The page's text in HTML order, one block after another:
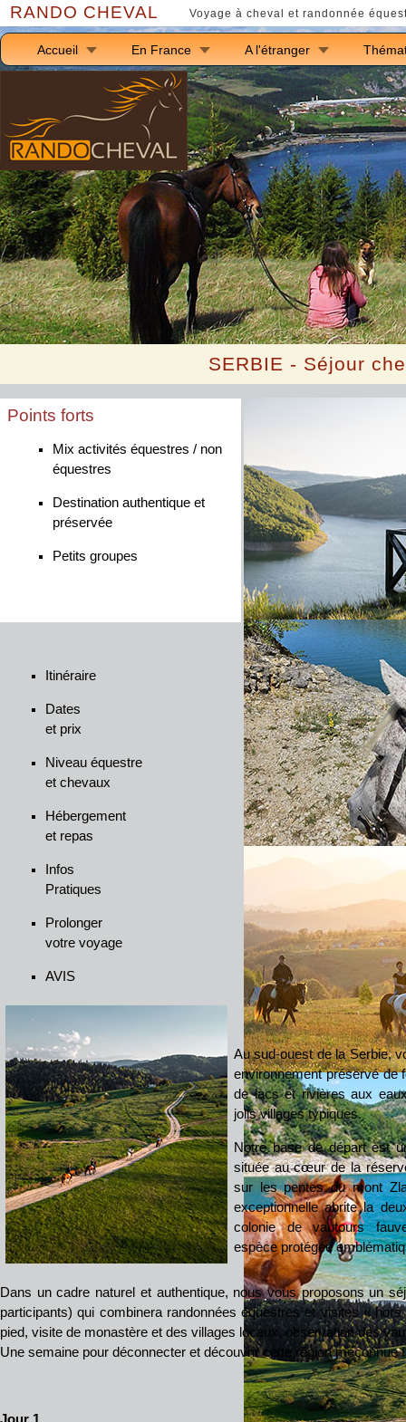
RANDO CHEVAL Voyage à cheval et randonnée
Accueil En France A l'étranger
SERBIE - Séjour
Itinéraire
Dates
et prix
Niveau équestre
et chevaux
Hébergement
et repas
Infos
Pratiques
Prolonger
votre voyage
AVIS
Au sud-ouest de la Serbie,
environnement préservé de
de lacs et rivières aux
jolis villages typiques.
Notre base de départ est
située au cœur de la
sur les pentes du mont
exceptionnelle abrite la
colonie de vautours
espèce protégée
Dans un cadre naturel et authentique, nous vous proposons un
participants) qui combinera randonnées équestres et visites «
pied, visite de monastère et des villages locaux, observation des
Une semaine pour déconnecter et découvrir cette région méconnue !
Jour 1
Points forts
Mix activités équestres / non
équestres
Destination authentique et
préservée
Petits groupes